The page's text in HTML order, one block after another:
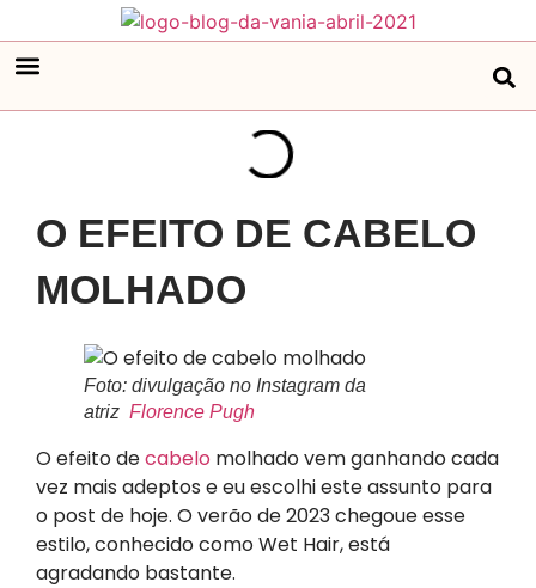
O EFEITO DE CABELO
MOLHADO
Foto: divulgação no Instagram da
atriz Florence Pugh
O efeito decabelo molhado vem ganhando cada
vez mais adeptos e eu escolhi este assunto para
o post de hoje. O verão de 2023 chegoue esse
estilo, conhecido como Wet Hair, está
agradando bastante.